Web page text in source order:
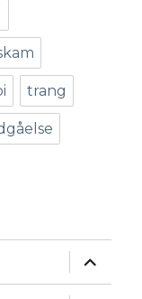
trang
udvid